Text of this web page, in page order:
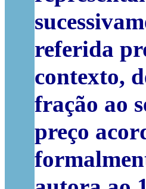
referida
contexto,
fração ao
preço